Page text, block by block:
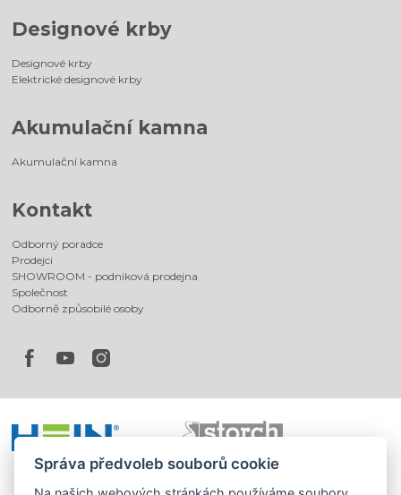
Designové krby
Designové krby
Elektrické designové krby
Akumulační kamna
Akumulační kamna
Kontakt
Odborný poradce
Prodejci
SHOWROOM - podniková prodejna
Společnost
Odborně způsobilé osoby
Správa předvoleb souborů cookie